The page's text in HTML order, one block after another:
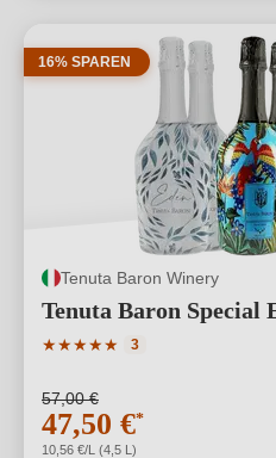
16% SPAREN
Tenuta Baron Winery
Tenuta Baron Special
★★★★★
Durchschnittliche
3
57,00 €
47,50 €*
10,56 €/L (4,5 L)